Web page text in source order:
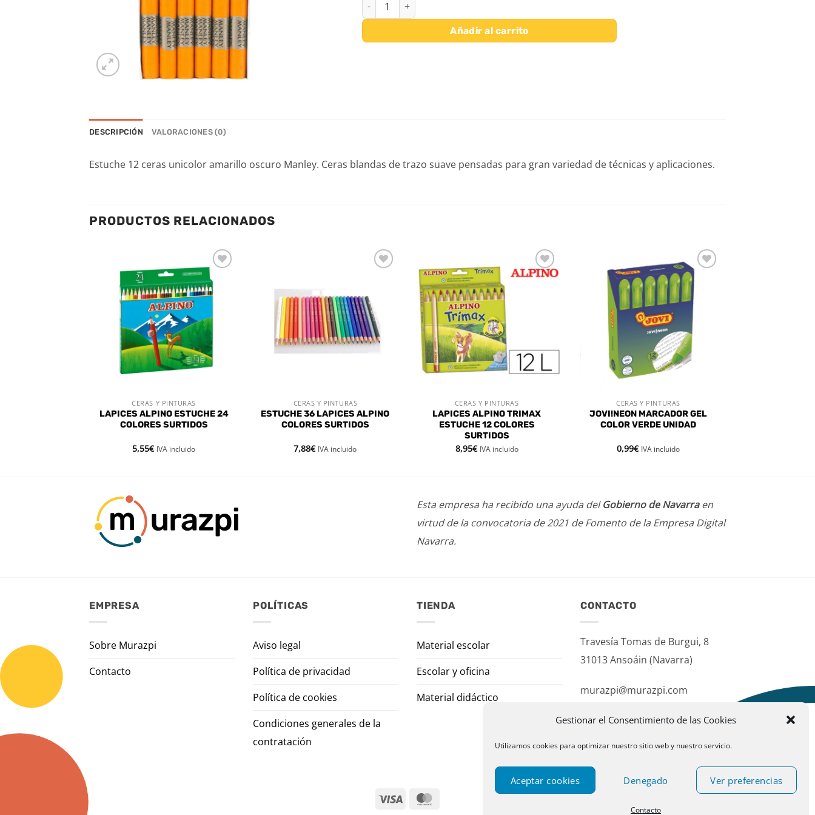
Gestionar el Consentimiento de las Cookies
Utilizamos cookies para optimizar nuestro sitio web y nuestro servicio.
Aceptar cookies Denegado Ver preferencias
Contacto
Añadir al carrito
DESCRIPCIÓN VALORACIONES (0)
Estuche 12 ceras unicolor amarillo oscuro Manley. Ceras blandas de trazo suave pensadas para gran variedad de técnicas y aplicaciones.
PRODUCTOS RELACIONADOS
Añadir
a la
lista de
VISTA RÁPIDA
CERAS Y PINTURAS
LAPICES ALPINO ESTUCHE 24
COLORES SURTIDOS
5,55€ IVA incluido
deseos
VISTA RÁPIDA
CERAS Y PINTURAS
ESTUCHE 36 LAPICES ALPINO
COLORES SURTIDOS
7,88€ IVA incluido
Añadir
VISTA RÁPIDA
CERAS Y PINTURAS
LAPICES ALPINO TRIMAX
ESTUCHE 12 COLORES
SURTIDOS
8,95€ IVA incluido
Añadir
lista de
deseos
VISTA RÁPIDA
CERAS Y PINTURAS
JOVI!NEON MARCADOR GEL
COLOR VERDE UNIDAD
0,99€ IVA incluido
Esta empresa ha recibido una ayuda delGobierno de Navarraen
virtud de la convocatoria de 2021 de Fomento de la Empresa Digital
Navarra.
EMPRESA
Sobre Murazpi
Contacto
POLÍTICAS
Aviso legal
Política de privacidad
Política de cookies
Condiciones generales de la
contratación
TIENDA
Material escolar
Escolar y oficina
Material didáctico
CONTACTO
Travesía Tomas de Burgui, 8
31013 Ansoáin (Navarra)
murazpi@murazpi.com